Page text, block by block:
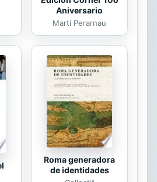
Aniversario
Marti Perarnau
Roma generadora
de identidades